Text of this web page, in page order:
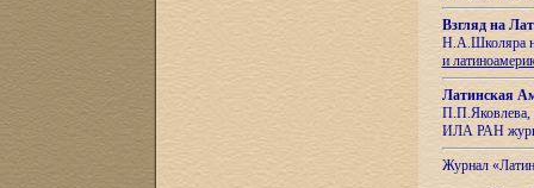
Взгляд на
Н.А.Школяра
и
Латинская
П.П.Яковлева,
ИЛА РАН
Журнал